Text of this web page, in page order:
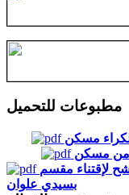
مطبوعات للتحميل
مسكن
من مسكن
لإقتناء مقسم
بسيدي علوان